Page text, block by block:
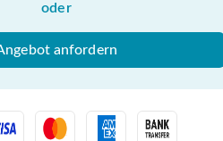
oder
anfordern